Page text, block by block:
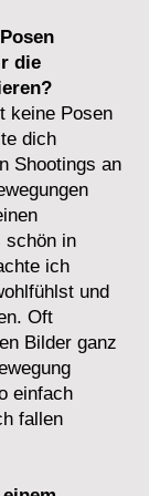
die
keine Posen
dich
Shootings an
schön in
ich
und
Oft
Bilder ganz
einfach
fallen